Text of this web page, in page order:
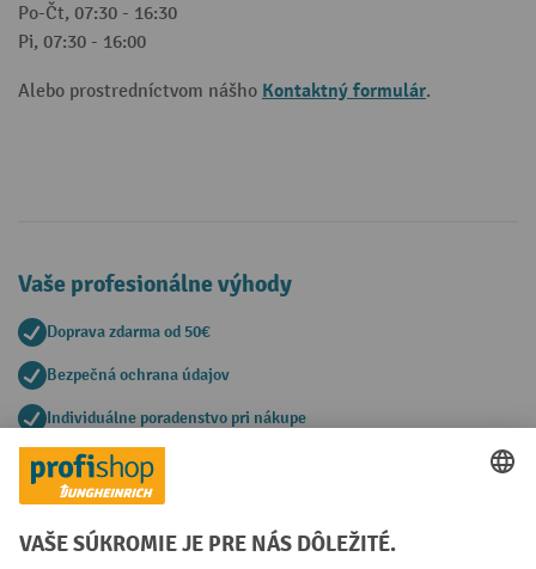
Po-Čt, 07:30 - 16:30
Pi, 07:30 - 16:00
Alebo prostredníctvom nášho Kontaktný formulár.
Vaše profesionálne výhody
Doprava zdarma od 50€
Bezpečná ochrana údajov
Individuálne poradenstvo pri nákupe
Spôsoby platby